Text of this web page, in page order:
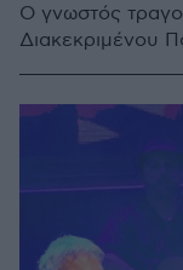
Ο γνωστός
Διακεκριμένου